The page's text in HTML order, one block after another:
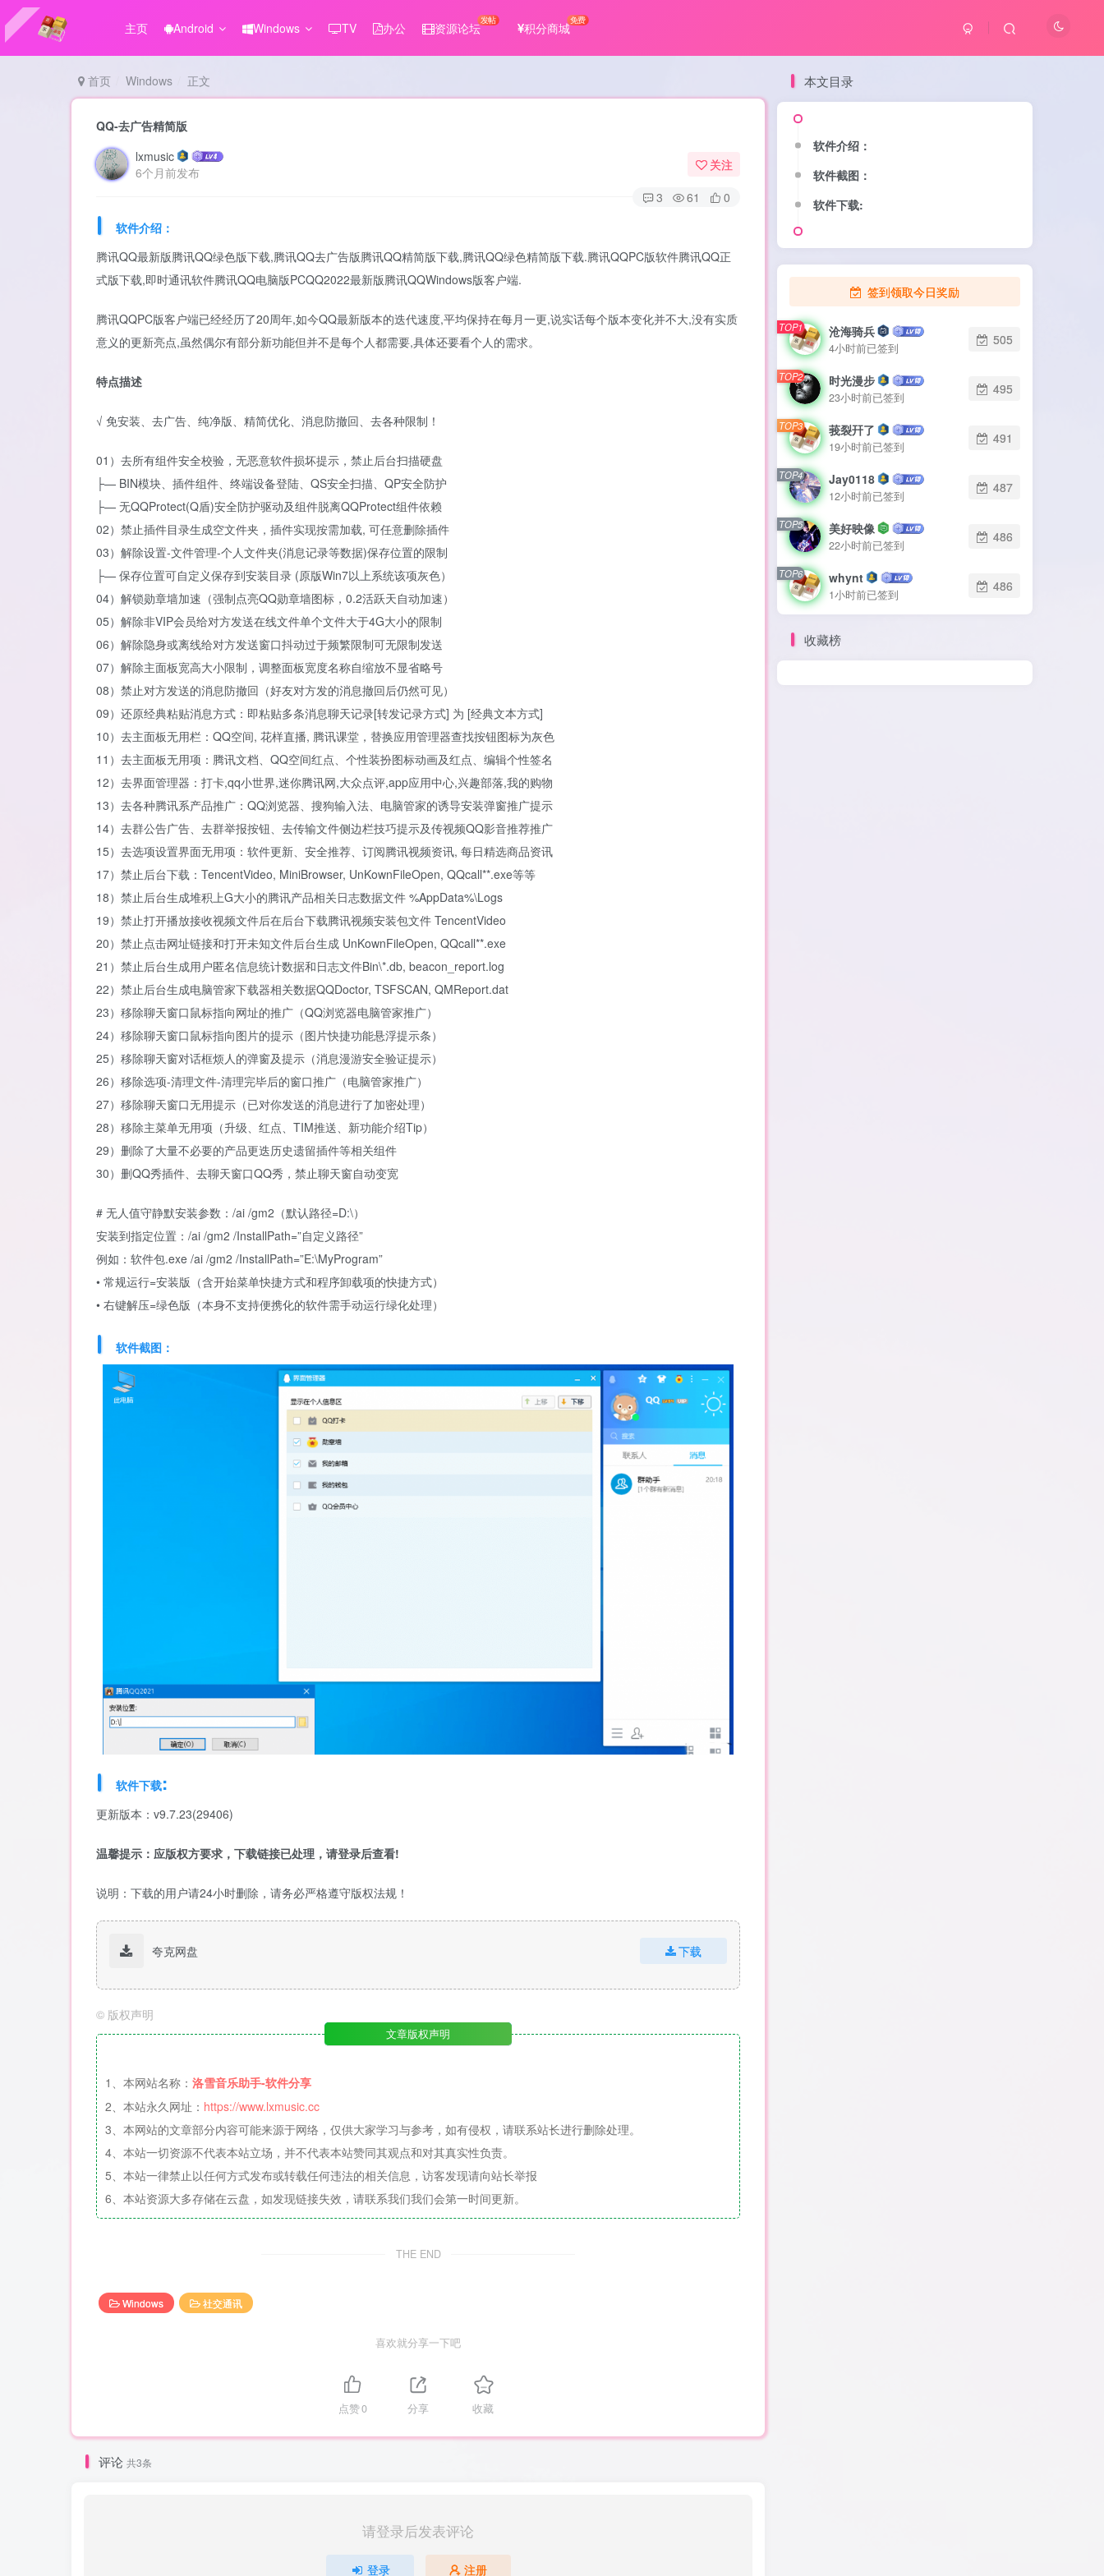
主页 Android Windows TV 办公 资源论坛
发帖
积分商城
免费
首页 Windows 正文
QQ-去广告精简版
lxmusic
6个月前发布
关注
3
61
0
软件介绍：
腾讯QQ最新版腾讯QQ绿色版下载,腾讯QQ去广告版腾讯QQ精简版下载,腾讯QQ绿色精简版下载.腾讯QQPC版软件腾讯QQ正
式版下载,即时通讯软件腾讯QQ电脑版PCQQ2022最新版腾讯QQWindows版客户端.
腾讯QQPC版客户端已经经历了20周年,如今QQ最新版本的迭代速度,平均保持在每月一更,说实话每个版本变化并不大,没有实质
意义的更新亮点,虽然偶尔有部分新功能但并不是每个人都需要,具体还要看个人的需求。
特点描述
√ 免安装、去广告、纯净版、精简优化、消息防撤回、去各种限制！
01）去所有组件安全校验，无恶意软件损坏提示，禁止后台扫描硬盘
├— BIN模块、插件组件、终端设备登陆、QS安全扫描、QP安全防护
├— 无QQProtect(Q盾)安全防护驱动及组件脱离QQProtect组件依赖
02）禁止插件目录生成空文件夹，插件实现按需加载, 可任意删除插件
03）解除设置-文件管理-个人文件夹(消息记录等数据)保存位置的限制
├— 保存位置可自定义保存到安装目录 (原版Win7以上系统该项灰色）
04）解锁勋章墙加速（强制点亮QQ勋章墙图标，0.2活跃天自动加速）
05）解除非VIP会员给对方发送在线文件单个文件大于4G大小的限制
06）解除隐身或离线给对方发送窗口抖动过于频繁限制可无限制发送
07）解除主面板宽高大小限制，调整面板宽度名称自缩放不显省略号
08）禁止对方发送的消息防撤回（好友对方发的消息撤回后仍然可见）
09）还原经典粘贴消息方式：即粘贴多条消息聊天记录[转发记录方式] 为 [经典文本方式]
10）去主面板无用栏：QQ空间, 花样直播, 腾讯课堂，替换应用管理器查找按钮图标为灰色
11）去主面板无用项：腾讯文档、QQ空间红点、个性装扮图标动画及红点、编辑个性签名
12）去界面管理器：打卡,qq小世界,迷你腾讯网,大众点评,app应用中心,兴趣部落,我的购物
13）去各种腾讯系产品推广：QQ浏览器、搜狗输入法、电脑管家的诱导安装弹窗推广提示
14）去群公告广告、去群举报按钮、去传输文件侧边栏技巧提示及传视频QQ影音推荐推广
15）去选项设置界面无用项：软件更新、安全推荐、订阅腾讯视频资讯, 每日精选商品资讯
17）禁止后台下载：TencentVideo, MiniBrowser, UnKownFileOpen, QQcall**.exe等等
18）禁止后台生成堆积上G大小的腾讯产品相关日志数据文件 %AppData%\Logs
19）禁止打开播放接收视频文件后在后台下载腾讯视频安装包文件 TencentVideo
20）禁止点击网址链接和打开未知文件后台生成 UnKownFileOpen, QQcall**.exe
21）禁止后台生成用户匿名信息统计数据和日志文件Bin\*.db, beacon_report.log
22）禁止后台生成电脑管家下载器相关数据QQDoctor, TSFSCAN, QMReport.dat
23）移除聊天窗口鼠标指向网址的推广（QQ浏览器电脑管家推广）
24）移除聊天窗口鼠标指向图片的提示（图片快捷功能悬浮提示条）
25）移除聊天窗对话框烦人的弹窗及提示（消息漫游安全验证提示）
26）移除选项-清理文件-清理完毕后的窗口推广（电脑管家推广）
27）移除聊天窗口无用提示（已对你发送的消息进行了加密处理）
28）移除主菜单无用项（升级、红点、TIM推送、新功能介绍Tip）
29）删除了大量不必要的产品更迭历史遗留插件等相关组件
30）删QQ秀插件、去聊天窗口QQ秀，禁止聊天窗自动变宽
# 无人值守静默安装参数：/ai /gm2（默认路径=D:\）
安装到指定位置：/ai /gm2 /InstallPath=”自定义路径”
例如：软件包.exe /ai /gm2 /InstallPath=”E:\MyProgram”
• 常规运行=安装版（含开始菜单快捷方式和程序卸载项的快捷方式）
• 右键解压=绿色版（本身不支持便携化的软件需手动运行绿化处理）
软件截图：
软件下载:
更新版本：v9.7.23(29406)
温馨提示：应版权方要求，下载链接已处理，请登录后查看!
说明：下载的用户请24小时删除，请务必严格遵守版权法规！
夸克网盘 下载
© 版权声明
文章版权声明
1、本网站名称： 洛雪音乐助手-软件分享
2、本站永久网址： https://www.lxmusic.cc
3、本网站的文章部分内容可能来源于网络，仅供大家学习与参考，如有侵权，请联系站长进行删除处理。
4、本站一切资源不代表本站立场，并不代表本站赞同其观点和对其真实性负责。
5、本站一律禁止以任何方式发布或转载任何违法的相关信息，访客发现请向站长举报
6、本站资源大多存储在云盘，如发现链接失效，请联系我们我们会第一时间更新。
THE END
Windows 社交通讯
喜欢就分享一下吧
点赞0 分享 收藏
评论 共3条
请登录后发表评论
登录 注册
本文目录
软件介绍：
软件截图：
软件下载:
签到领取今日奖励
TOP1 沧海骑兵
4小时前已签到
505
TOP2 时光漫步
23小时前已签到
495
TOP3 莪裂幵了
19小时前已签到
491
TOP4 Jay0118
12小时前已签到
487
TOP5 美好映像
22小时前已签到
486
TOP6 whynt
1小时前已签到
486
收藏榜
软件介绍：
软件截图：
软件下载:
TOP1 沧海骑兵
4小时前已签到
505
TOP2 时光漫步
23小时前已签到
495
TOP3 莪裂幵了
19小时前已签到
491
TOP4 Jay0118
12小时前已签到
487
TOP5 美好映像
22小时前已签到
486
TOP6 whynt
1小时前已签到
486